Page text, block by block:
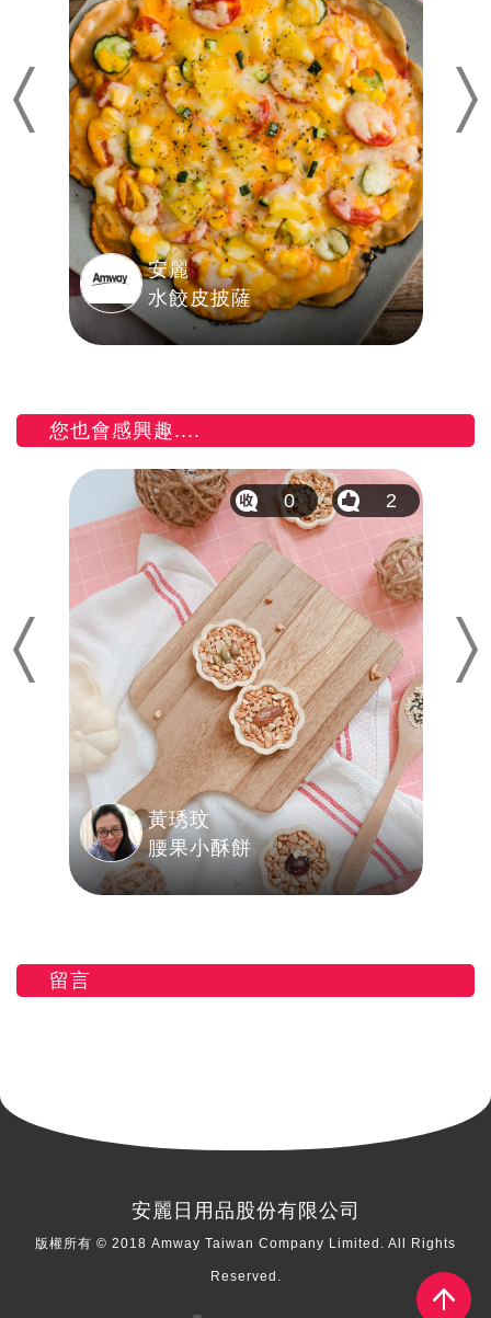
Previous
安麗
水餃皮披薩
Next
您也會感興趣....
Previous
黃琇玟
腰果小酥餅
0 2
Next
留言
安麗日用品股份有限公司
版權所有 © 2018 Amway Taiwan Company Limited. All Rights
Reserved.